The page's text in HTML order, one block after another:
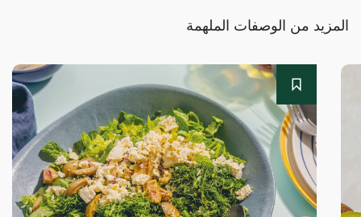
المزيد من الوصفات الملهمة